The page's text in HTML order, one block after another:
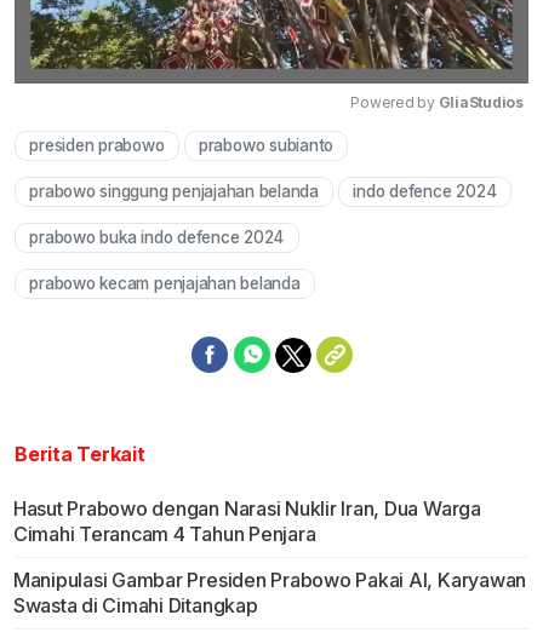
Powered by GliaStudios
presiden prabowo prabowo subianto
prabowo singgung penjajahan belanda indo defence 2024
prabowo buka indo defence 2024
prabowo kecam penjajahan belanda
Berita Terkait
Hasut Prabowo dengan Narasi Nuklir Iran, Dua Warga
Cimahi Terancam 4 Tahun Penjara
Manipulasi Gambar Presiden Prabowo Pakai AI, Karyawan
Swasta di Cimahi Ditangkap